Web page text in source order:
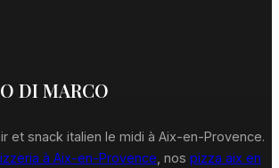
DI MARCO
et snack italien le midi à Aix-en-Provence.
à Aix-en-Provence, nos pizza aix en